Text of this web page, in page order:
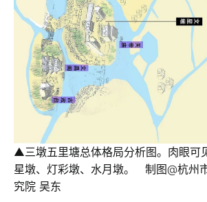
▲三墩五里塘总体格局分析图。肉眼可
星墩、灯彩墩、水月墩。 制图@杭州
究院 吴东